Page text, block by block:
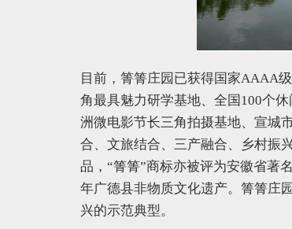
目前，箐箐庄园已获得国家AAAA
角最具魅力研学基地、全国100个
洲微电影节长三角拍摄基地、宣城
合、文旅结合、三产融合、乡村振
品，“箐箐”商标亦被评为安徽省著
年广德县非物质文化遗产。箐箐庄
兴的示范典型。